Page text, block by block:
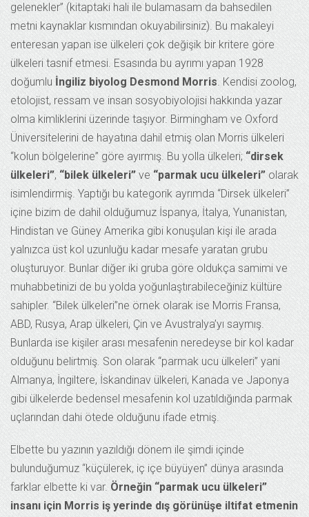
gelenekler” (kitaptaki hali ile bulamasam da bahsedilen
metni kaynaklar kısmından okuyabilirsiniz). Bu makaleyi
enteresan yapan ise ülkeleri çok değişik bir kritere göre
ülkeleri tasnif etmesi. Esasında bu ayrımı yapan 1928
doğumlu İngiliz biyolog Desmond Morris. Kendisi zoolog,
etolojist, ressam ve insan sosyobiyolojisi hakkında yazar
olma kimliklerini üzerinde taşıyor. Birmingham ve Oxford
Üniversitelerini de hayatına dahil etmiş olan Morris ülkeleri
“kolun bölgelerine” göre ayırmış. Bu yolla ülkeleri; “dirsek
ülkeleri”, “bilek ülkeleri” ve “parmak ucu ülkeleri”olarak
isimlendirmiş. Yaptığı bu kategorik ayrımda “Dirsek ülkeleri”
içine bizim de dahil olduğumuz İspanya, İtalya, Yunanistan,
Hindistan ve Güney Amerika gibi konuşulan kişi ile arada
yalnızca üst kol uzunluğu kadar mesafe yaratan grubu
oluşturuyor. Bunlar diğer iki gruba göre oldukça samimi ve
muhabbetinizi de bu yolda yoğunlaştırabileceğiniz kültüre
sahipler. “Bilek ülkeleri”ne örnek olarak ise Morris Fransa,
ABD, Rusya, Arap ülkeleri, Çin ve Avustralya’yı saymış.
Bunlarda ise kişiler arası mesafenin neredeyse bir kol kadar
olduğunu belirtmiş. Son olarak “parmak ucu ülkeleri” yani
Almanya, İngiltere, İskandinav ülkeleri, Kanada ve Japonya
gibi ülkelerde bedensel mesafenin kol uzatıldığında parmak
uçlarından dahi ötede olduğunu ifade etmiş.
Elbette bu yazının yazıldığı dönem ile şimdi içinde
bulunduğumuz “küçülerek, iç içe büyüyen” dünya arasında
farklar elbette ki var. Örneğin “parmak ucu ülkeleri”
insanı için Morris iş yerinde dış görünüşe iltifat etmenin